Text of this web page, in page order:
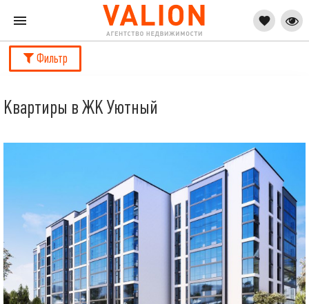
Фильтр
Квартиры в ЖК Уютный